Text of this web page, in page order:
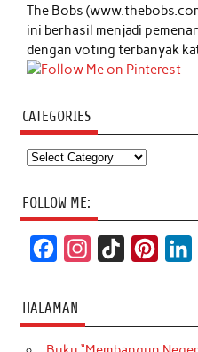
The Bobs
ini berhasil menjadi
dengan voting terbanyak
CATEGORIES
Categories
FOLLOW ME:
c
e
t
T
t
HALAMAN